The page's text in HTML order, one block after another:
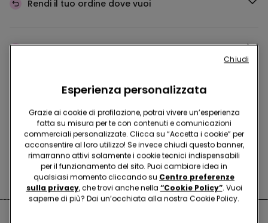
Rendi il tuo ordine dove vuoi
Cambia la mercein negozio
Programma FedeltàTEZENIS TALENT
Hai domande sulle misure di sicurezza nei nostri store?
Leggi le nostre FAQ
Esperienza personalizzata
Grazie ai cookie di profilazione, potrai vivere un’esperienza
fatta su misura per te con contenuti e comunicazioni
commerciali personalizzate. Clicca su “Accetta i cookie” per
acconsentire al loro utilizzo! Se invece chiudi questo banner,
rimarranno attivi solamente i cookie tecnici indispensabili
per il funzionamento del sito. Puoi cambiare idea in
qualsiasi momento cliccando su Centro preferenze
sulla privacy, che trovi anche nella “Cookie Policy”. Vuoi
saperne di più? Dai un’occhiata alla nostra Cookie Policy.
Chiudi